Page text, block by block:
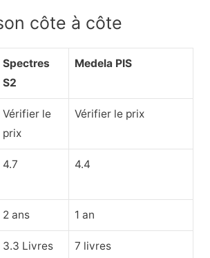
côte à côte
Spectres
S2
Medela PIS
Vérifier le
prix
Vérifier le prix
4.7 4.4
2 ans 1 an
3.3 Livres 7 livres